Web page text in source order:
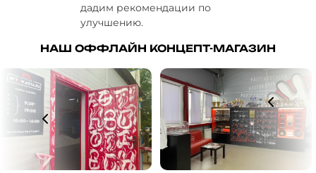
дадим рекомендации по
улучшению.
НАШ ОФФЛАЙН КОНЦЕПТ-МАГАЗИН